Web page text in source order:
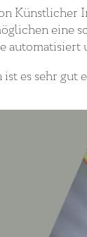
Künstlicher
eine
es sehr